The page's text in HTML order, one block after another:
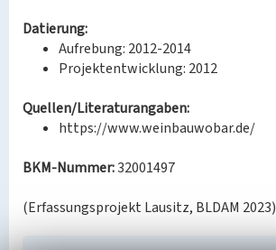
Datierung:
Aufrebung: 2012-2014
Projektentwicklung: 2012
Quellen/Literaturangaben:
https://www.weinbauwobar.de/
BKM-Nummer:32001497
(Erfassungsprojekt Lausitz, BLDAM 2023)